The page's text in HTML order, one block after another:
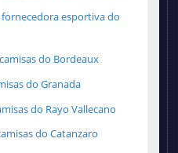
esportiva do
do Bordeaux
do Granada
do Rayo Vallecano
do Catanzaro